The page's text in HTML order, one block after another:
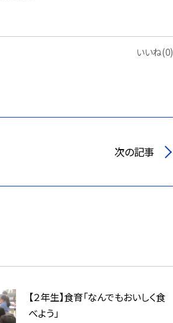
いいね(0)
次の記事
【２年生】食育「なんでもおいしく食
べよう」